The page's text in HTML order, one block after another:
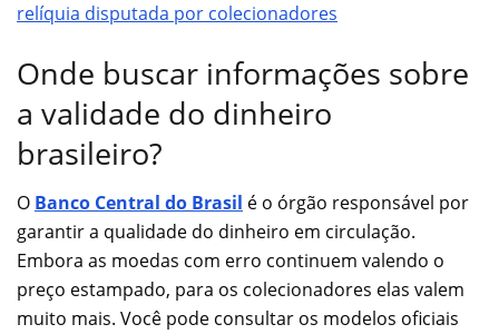
relíquia disputada por colecionadores
Onde buscar informações sobre
a validade do dinheiro
brasileiro?
O Banco Central do Brasil é o órgão responsável por
garantir a qualidade do dinheiro em circulação.
Embora as moedas com erro continuem valendo o
preço estampado, para os colecionadores elas valem
muito mais. Você pode consultar os modelos oficiais